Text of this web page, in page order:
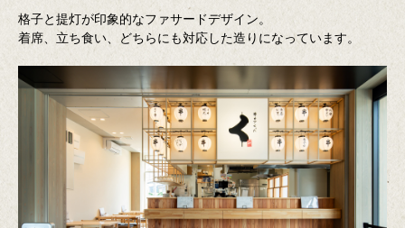
格子と提灯が印象的なファサードデザイン。
着席、立ち食い、どちらにも対応した造りになっています。